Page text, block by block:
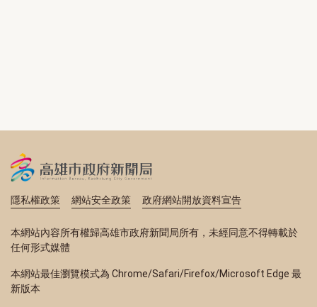
隱私權政策 網站安全政策 政府網站開放資料宣告
本網站內容所有權歸高雄市政府新聞局所有，未經同意不得轉載於
任何形式媒體
本網站最佳瀏覽模式為 Chrome/Safari/Firefox/Microsoft Edge 最
新版本